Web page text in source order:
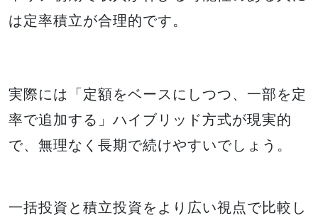
は定率積立が合理的です。
実際には「定額をベースにしつつ、一部を定
率で追加する」ハイブリッド方式が現実的
で、無理なく長期で続けやすいでしょう。
一括投資と積立投資をより広い視点で比較し